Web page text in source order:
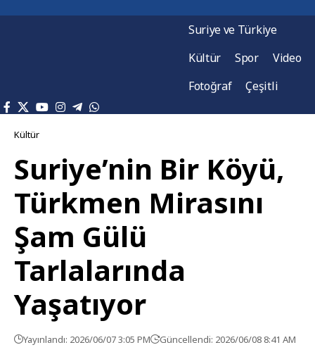
Suriye ve Türkiye
Kültür
Spor
Video
Fotoğraf
Çeşitli
Kültür
Suriye’nin Bir Köyü,
Türkmen Mirasını
Şam Gülü
Tarlalarında
Yaşatıyor
Yayınlandı: 2026/06/07 3:05 PM Güncellendi: 2026/06/08 8:41 AM